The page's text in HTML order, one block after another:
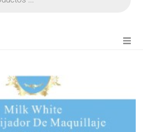
FIANZA TIKTOK
MODA CHICA